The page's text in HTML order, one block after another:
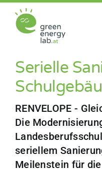
Inhalt
springen
Projekte
Aktuelles
Netzwerk
Serielle
RENVELOPE -
Die
seriellem
Meilenstein für